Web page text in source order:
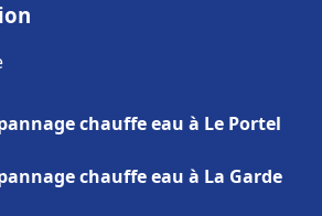
chauffe eau à Le Portel
chauffe eau à La Garde